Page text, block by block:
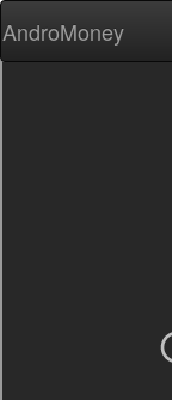
AndroMoney